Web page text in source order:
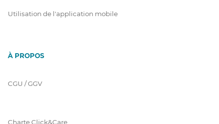
Utilisation de l'application mobile
À PROPOS
CGU / GGV
Charte Click&Care